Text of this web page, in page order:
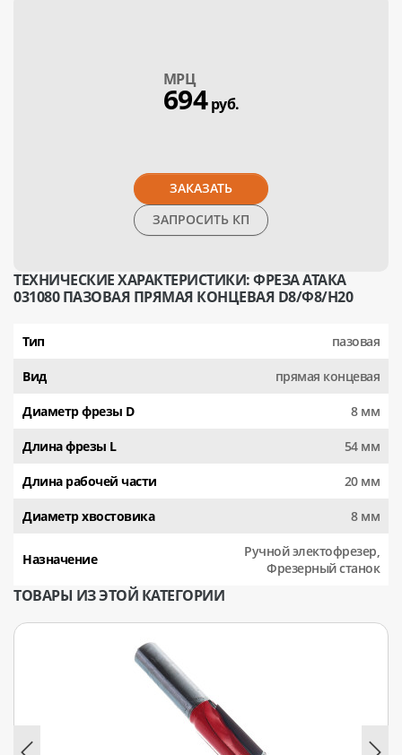
МPЦ
694руб.
ЗАКАЗАТЬ
ЗАПРОСИТЬ КП
ТЕХНИЧЕСКИЕ ХАРАКТЕРИСТИКИ: ФРЕЗА АТАКА
031080 ПАЗОВАЯ ПРЯМАЯ КОНЦЕВАЯ D8/Ф8/H20
Тип пазовая
Вид прямая концевая
Диаметр фрезы D 8 мм
Длина фрезы L 54 мм
Длина рабочей части 20 мм
Диаметр хвостовика 8 мм
Назначение
Ручной электофрезер,
Фрезерный станок
ТОВАРЫ ИЗ ЭТОЙ КАТЕГОРИИ